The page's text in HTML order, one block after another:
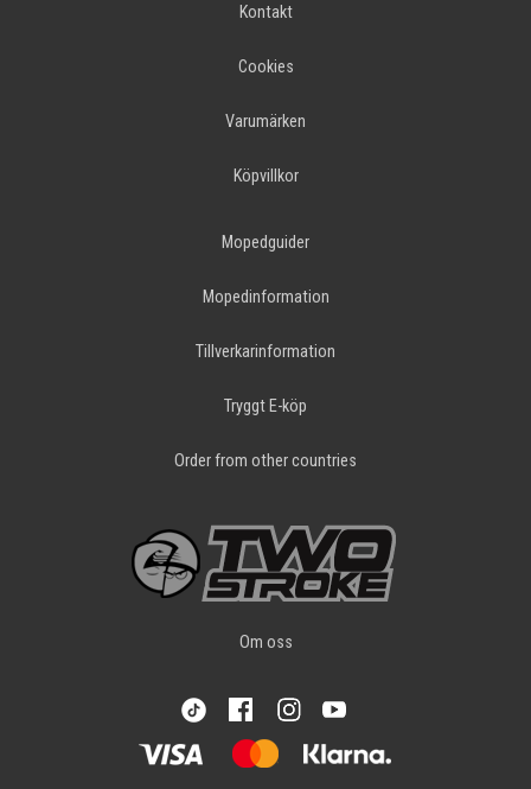
Kontakt
Cookies
Varumärken
Köpvillkor
Mopedguider
Mopedinformation
Tillverkarinformation
Tryggt E-köp
Order from other countries
Om oss